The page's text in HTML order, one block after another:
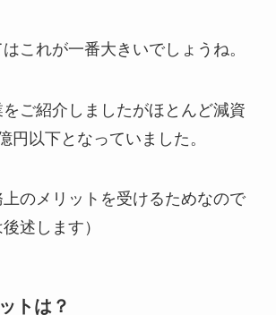
これが一番大きいでしょうね。
ご紹介しましたがほとんど減資
円以下となっていました。
のメリットを受けるためなので
述します）
トは？